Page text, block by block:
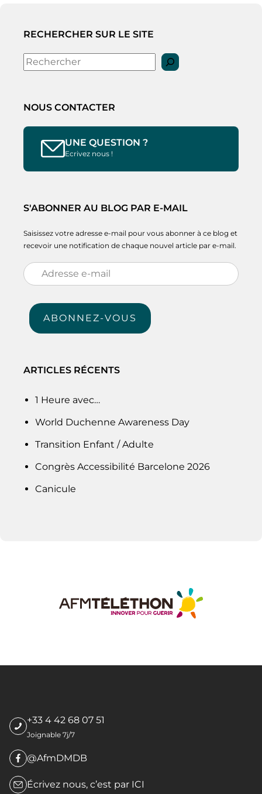
RECHERCHER SUR LE SITE
Rechercher
NOUS CONTACTER
UNE QUESTION ?
Ecrivez nous !
S'ABONNER AU BLOG PAR E-MAIL
Saisissez votre adresse e-mail pour vous abonner à ce blog et
recevoir une notification de chaque nouvel article par e-mail.
Adresse
e-
mail
ABONNEZ-VOUS
ARTICLES RÉCENTS
1 Heure avec…
World Duchenne Awareness Day
Transition Enfant / Adulte
Congrès Accessibilité Barcelone 2026
Canicule
+33 4 42 68 07 51
Joignable 7j/7
@AfmDMDB
Écrivez nous, c’est par ICI